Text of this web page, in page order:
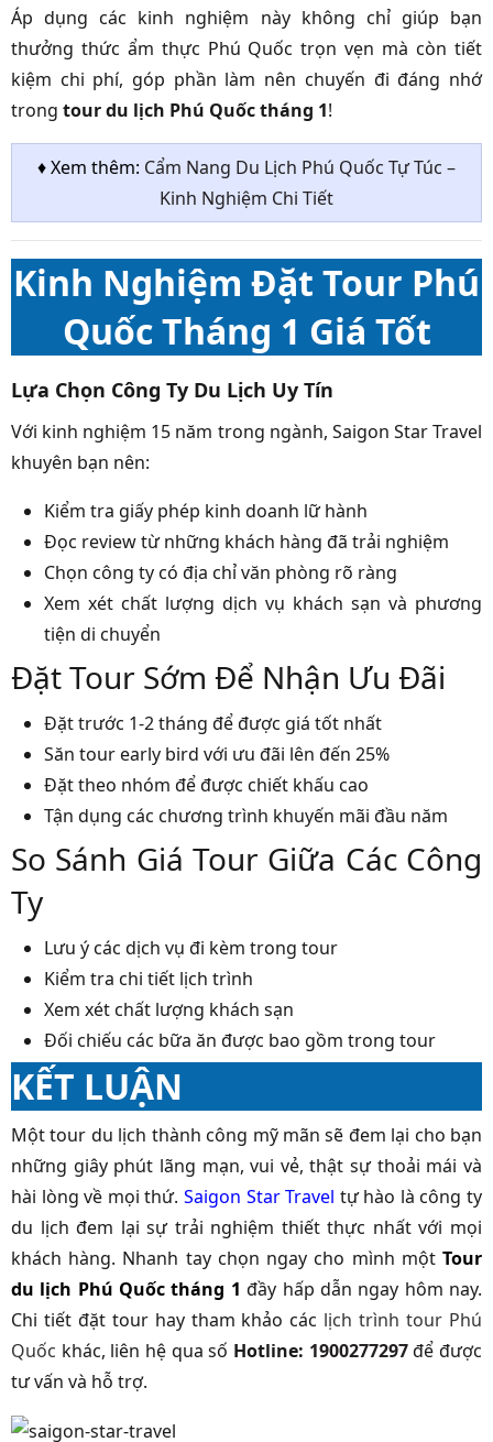
Áp dụng các kinh nghiệm này không chỉ giúp bạn
thưởng thức ẩm thực Phú Quốc trọn vẹn mà còn tiết
kiệm chi phí, góp phần làm nên chuyến đi đáng nhớ
trong tour du lịch Phú Quốc tháng 1!
♦ Xem thêm: Cẩm Nang Du Lịch Phú Quốc Tự Túc –
Kinh Nghiệm Chi Tiết
Kinh Nghiệm Đặt Tour Phú
Quốc Tháng 1 Giá Tốt
Lựa Chọn Công Ty Du Lịch Uy Tín
Với kinh nghiệm 15 năm trong ngành, Saigon Star Travel
khuyên bạn nên:
Kiểm tra giấy phép kinh doanh lữ hành
Đọc review từ những khách hàng đã trải nghiệm
Chọn công ty có địa chỉ văn phòng rõ ràng
Xem xét chất lượng dịch vụ khách sạn và phương
tiện di chuyển
Đặt Tour Sớm Để Nhận Ưu Đãi
Đặt trước 1-2 tháng để được giá tốt nhất
Săn tour early bird với ưu đãi lên đến 25%
Đặt theo nhóm để được chiết khấu cao
Tận dụng các chương trình khuyến mãi đầu năm
So Sánh Giá Tour Giữa Các Công
Ty
Lưu ý các dịch vụ đi kèm trong tour
Kiểm tra chi tiết lịch trình
Xem xét chất lượng khách sạn
Đối chiếu các bữa ăn được bao gồm trong tour
KẾT LUẬN
Một tour du lịch thành công mỹ mãn sẽ đem lại cho bạn
những giây phút lãng mạn, vui vẻ, thật sự thoải mái và
hài lòng về mọi thứ. Saigon Star Travel tự hào là công ty
du lịch đem lại sự trải nghiệm thiết thực nhất với mọi
khách hàng. Nhanh tay chọn ngay cho mình một Tour
du lịch Phú Quốc tháng 1 đầy hấp dẫn ngay hôm nay.
Chi tiết đặt tour hay tham khảo các lịch trình tour Phú
Quốc khác, liên hệ qua số Hotline: 1900277297để được
tư vấn và hỗ trợ.